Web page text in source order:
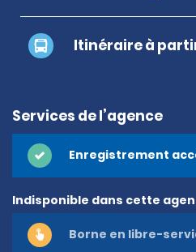
Itinéraire à
Services de l’agence
Enregistrement
Indisponible dans cette
Borne en libre-